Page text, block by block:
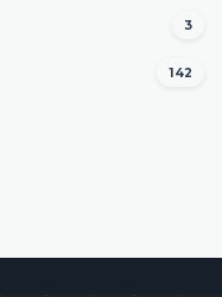
3
142